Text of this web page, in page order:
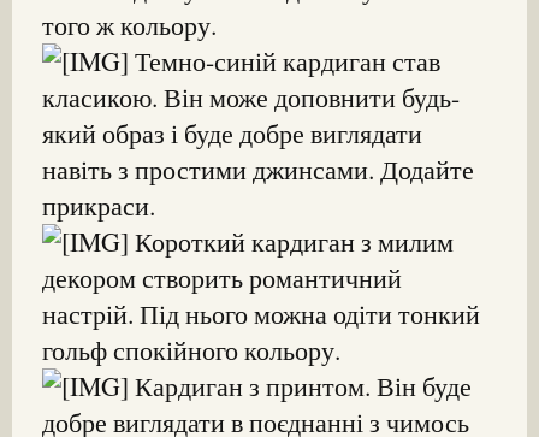
того ж кольору.
Темно-синій кардиган став
класикою. Він може доповнити будь-
який образ і буде добре виглядати
навіть з простими джинсами. Додайте
прикраси.
Короткий кардиган з милим
декором створить романтичний
настрій. Під нього можна одіти тонкий
гольф спокійного кольору.
Кардиган з принтом. Він буде
добре виглядати в поєднанні з чимось